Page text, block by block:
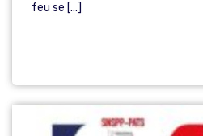
feu se […]